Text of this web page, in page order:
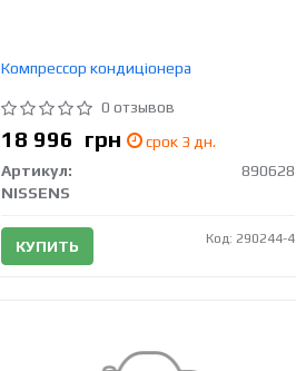
Компрессор кондиціонера
0 отзывов
18 996 грн
срок 3 дн.
Артикул:
890628
NISSENS
КУПИТЬ Код: 290244-4